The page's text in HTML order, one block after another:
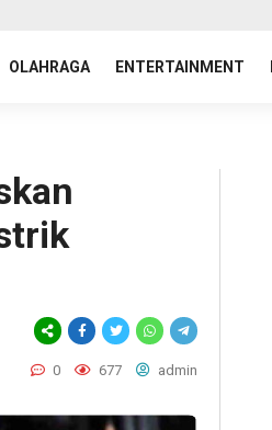
OLAHRAGA ENTERTAINMENT
0 677 admin